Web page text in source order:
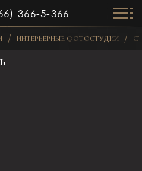
366-5-366
ИНТЕРЬЕРНЫЕ ФОТОСТУДИИ